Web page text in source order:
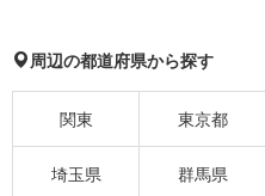
周辺の都道府県から探す
関東 東京都
埼玉県 群馬県